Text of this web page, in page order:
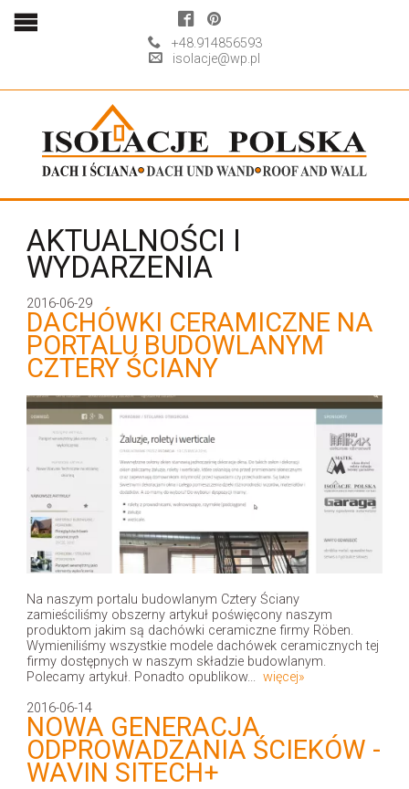
+48.914856593
isolacje@wp.pl
AKTUALNOŚCI I
WYDARZENIA
2016-06-29
DACHÓWKI CERAMICZNE NA
PORTALU BUDOWLANYM
CZTERY ŚCIANY
Na naszym portalu budowlanym Cztery Ściany
zamieściliśmy obszerny artykuł poświęcony naszym
produktom jakim są dachówki ceramiczne firmy Röben.
Wymieniliśmy wszystkie modele dachówek ceramicznych tej
firmy dostępnych w naszym składzie budowlanym.
Polecamy artykuł. Ponadto opublikow... więcej»
2016-06-14
NOWA GENERACJA
ODPROWADZANIA ŚCIEKÓW -
WAVIN SITECH+